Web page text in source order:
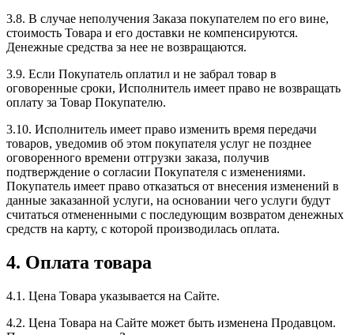
3.8. В случае неполучения Заказа покупателем по его вине,
стоимость Товара и его доставки не компенсируются.
Денежные средства за нее не возвращаются.
3.9. Если Покупатель оплатил и не забрал товар в
оговоренные сроки, Исполнитель имеет право не возвращать
оплату за Товар Покупателю.
3.10. Исполнитель имеет право изменить время передачи
товаров, уведомив об этом покупателя услуг не позднее
оговоренного времени отгрузки заказа, получив
подтверждение о согласии Покупателя с изменениями.
Покупатель имеет право отказаться от внесения изменений в
данные заказанной услуги, на основании чего услуги будут
считаться отмененными с последующим возвратом денежных
средств на карту, с которой производилась оплата.
4. Оплата товара
4.1. Цена Товара указывается на Сайте.
4.2. Цена Товара на Сайте может быть изменена Продавцом.